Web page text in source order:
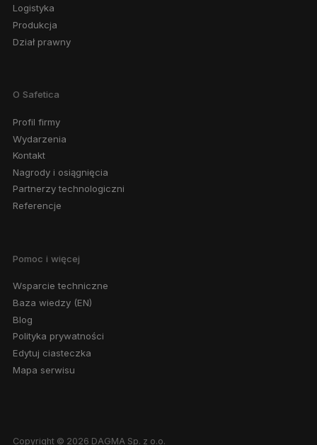
Logistyka
Produkcja
Dział prawny
O Safetica
Profil firmy
Wydarzenia
Kontakt
Nagrody i osiągnięcia
Partnerzy technologiczni
Referencje
Pomoc i więcej
Wsparcie techniczne
Baza wiedzy (EN)
Blog
Polityka prywatności
Edytuj ciasteczka
Mapa serwisu
Copyright © 2026 DAGMA Sp. z o.o.